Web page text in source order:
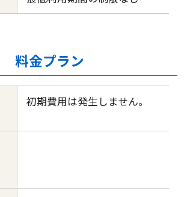
料金プラン
初期費用は発生しません。